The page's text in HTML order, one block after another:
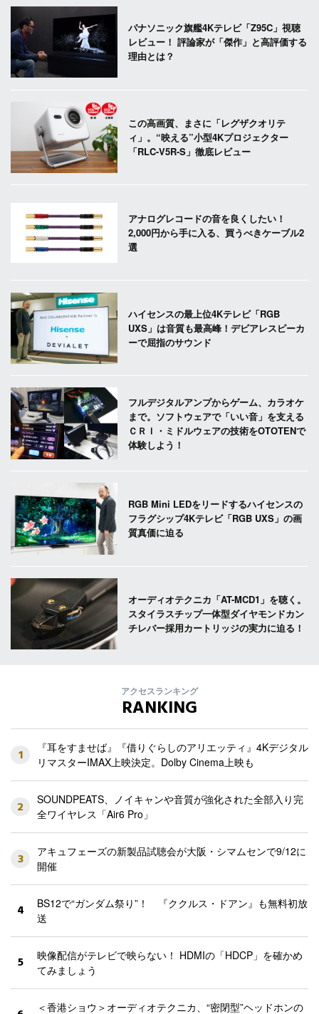
パナソニック旗艦4Kテレビ「Z95C」視聴
レビュー！ 評論家が「傑作」と高評価する
理由とは？
この高画質、まさに「レグザクオリテ
ィ」。“映える”小型4Kプロジェクター
「RLC-V5R-S」徹底レビュー
アナログレコードの音を良くしたい！
2,000円から手に入る、買うべきケーブル2
選
ハイセンスの最上位4Kテレビ「RGB
UXS」は音質も最高峰！デビアレスピーカ
ーで屈指のサウンド
フルデジタルアンプからゲーム、カラオケ
まで。ソフトウェアで「いい音」を支える
ＣＲＩ・ミドルウェアの技術をOTOTENで
体験しよう！
RGB Mini LEDをリードするハイセンスの
フラグシップ4Kテレビ「RGB UXS」の画
質真価に迫る
オーディオテクニカ「AT-MCD1」を聴く。
スタイラスチップ一体型ダイヤモンドカン
チレバー採用カートリッジの実力に迫る！
アクセスランキング
RANKING
1
『耳をすませば』『借りぐらしのアリエッティ』4Kデジタル
リマスターIMAX上映決定。Dolby Cinema上映も
2
SOUNDPEATS、ノイキャンや音質が強化された全部入り完
全ワイヤレス「Air6 Pro」
3
アキュフェーズの新製品試聴会が大阪・シマムセンで9/12に
開催
4
BS12で“ガンダム祭り”！ 『ククルス・ドアン』も無料初放
送
5
映像配信がテレビで映らない！ HDMIの「HDCP」を確かめ
てみましょう
＜香港ショウ＞オーディオテクニカ、“密閉型”ヘッドホンの